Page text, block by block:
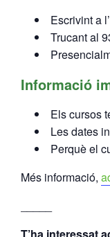
Escrivint a
Trucant al
Informació
Els cursos
Les dates
Perquè el
Més informació,